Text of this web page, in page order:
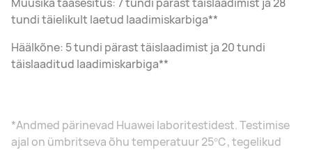
tundi täielikult laetud laadimiskarbiga**
Häälkõne: 5 tundi pärast täislaadimist ja 20 tundi
täislaaditud laadimiskarbiga**
*Andmed pärinevad Huawei laboritestidest. Testimise
ajal on ümbritseva õhu temperatuur 25℃, tegelikud